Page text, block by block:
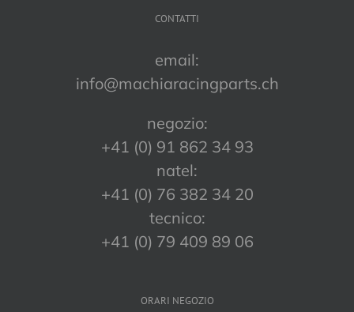
CONTATTI
email:
info@machiaracingparts.ch
negozio:
+41 (0) 91 862 34 93
natel:
+41 (0) 76 382 34 20
tecnico:
+41 (0) 79 409 89 06
ORARI NEGOZIO